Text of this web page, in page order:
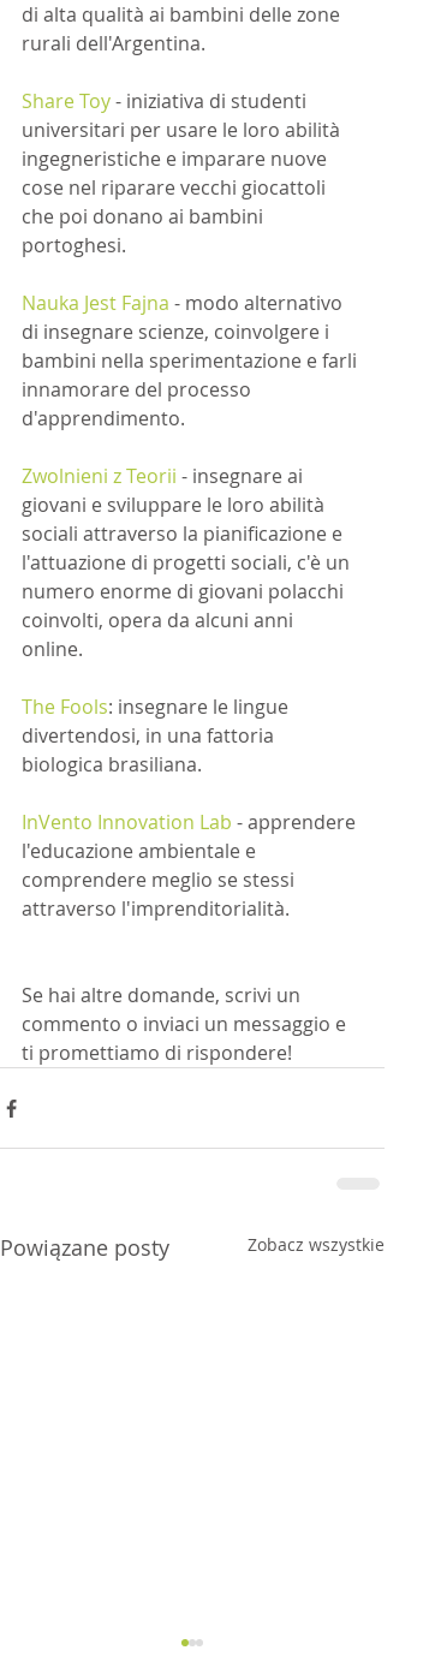
di alta qualità ai bambini delle zone
rurali dell'Argentina.
Share Toy - iniziativa di studenti
universitari per usare le loro abilità
ingegneristiche e imparare nuove
cose nel riparare vecchi giocattoli
che poi donano ai bambini
portoghesi.
Nauka Jest Fajna - modo alternativo
di insegnare scienze, coinvolgere i
bambini nella sperimentazione e farli
innamorare del processo
d'apprendimento.
Zwolnieni z Teorii - insegnare ai
giovani e sviluppare le loro abilità
sociali attraverso la pianificazione e
l'attuazione di progetti sociali, c'è un
numero enorme di giovani polacchi
coinvolti, opera da alcuni anni
online.
The Fools: insegnare le lingue
divertendosi, in una fattoria
biologica brasiliana.
InVento Innovation Lab - apprendere
l'educazione ambientale e
comprendere meglio se stessi
attraverso l'imprenditorialità.
Se hai altre domande, scrivi un
commento o inviaci un messaggio e
ti promettiamo di rispondere!
Powiązane posty Zobacz wszystkie